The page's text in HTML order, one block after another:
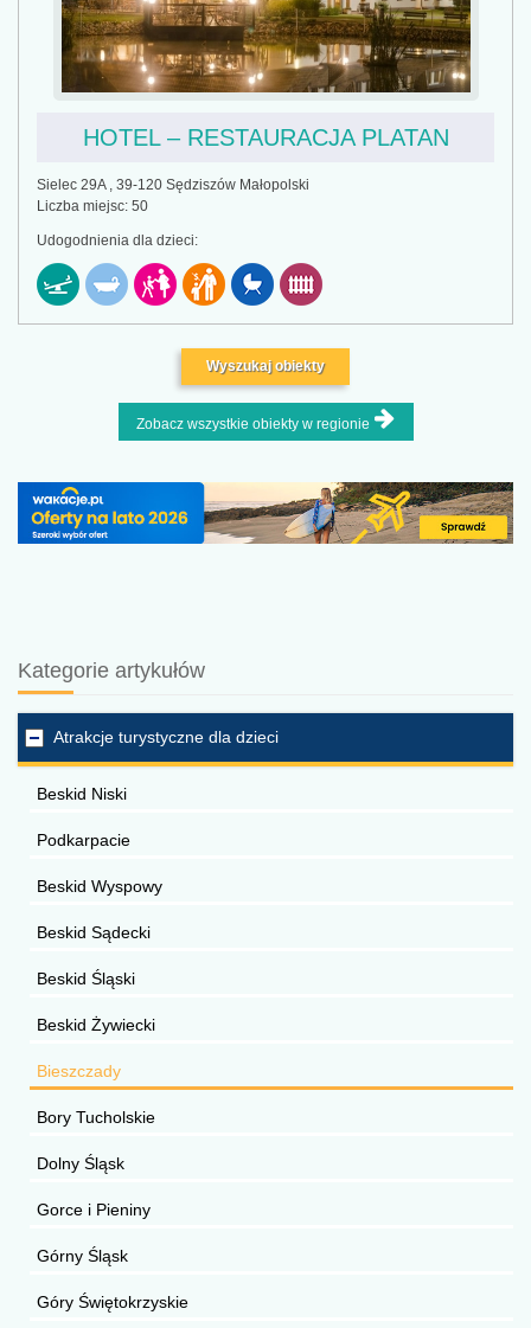
HOTEL – RESTAURACJA PLATAN
Sielec 29A , 39-120 Sędziszów Małopolski
Liczba miejsc: 50
Udogodnienia dla dzieci:
Wyszukaj obiekty
Zobacz wszystkie obiekty w regionie
Kategorie artykułów
Atrakcje turystyczne dla dzieci
Beskid Niski
Podkarpacie
Beskid Wyspowy
Beskid Sądecki
Beskid Śląski
Beskid Żywiecki
Bieszczady
Bory Tucholskie
Dolny Śląsk
Gorce i Pieniny
Górny Śląsk
Góry Świętokrzyskie